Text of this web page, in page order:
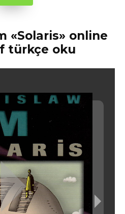
«Solaris» online
türkçe oku